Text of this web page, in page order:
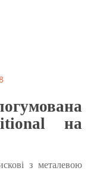
на
з металевою